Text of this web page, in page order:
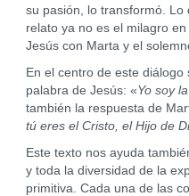
su pasión, lo transformó. Lo
relato ya no es el milagro
Jesús con Marta y el
En el centro de este
palabra de Jesús: «Yo soy
también la respuesta de
tú eres el Cristo, el Hijo de
Este texto nos ayuda
y toda la diversidad de la
primitiva. Cada una de las